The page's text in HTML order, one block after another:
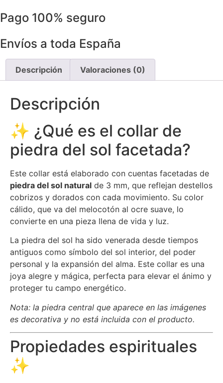
Pago 100% seguro
Envíos a toda España
Descripción Valoraciones (0)
Descripción
✨ ¿Qué es el collar de
piedra del sol facetada?
Este collar está elaborado con cuentas facetadas de
piedra del sol natural de 3 mm, que reflejan destellos
cobrizos y dorados con cada movimiento. Su color
cálido, que va del melocotón al ocre suave, lo
convierte en una pieza llena de vida y luz.
La piedra del sol ha sido venerada desde tiempos
antiguos como símbolo del sol interior, del poder
personal y la expansión del alma. Este collar es una
joya alegre y mágica, perfecta para elevar el ánimo y
proteger tu campo energético.
Nota: la piedra central que aparece en las imágenes
es decorativa y no está incluida con el producto.
Propiedades espirituales
✨